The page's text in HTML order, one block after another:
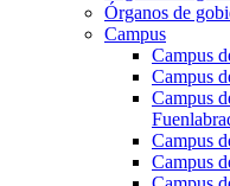
Órganos de
Campus
Campus
Campus
Campus
Campus
Campus